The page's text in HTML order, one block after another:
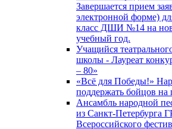
Завершается прием
электронной форме)
класс ДШИ №14 на
учебный год.
Учащийся
школы - Лауреат
– 80»
«Всё для Победы!»
поддержать бойцов
Ансамбль народной
из Санкт-
Всероссийского